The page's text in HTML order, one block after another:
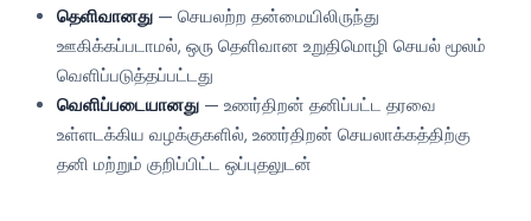
தெளிவானது — செயலற்ற தன்மையிலிருந்து
ஊகிக்கப்படாமல், ஒரு தெளிவான உறுதிமொழி செயல் மூலம்
வெளிப்படுத்தப்பட்டது
வெளிப்படையானது — உணர்திறன் தனிப்பட்ட தரவை
உள்ளடக்கிய வழக்குகளில், உணர்திறன் செயலாக்கத்திற்கு
தனி மற்றும் குறிப்பிட்ட ஒப்புதலுடன்